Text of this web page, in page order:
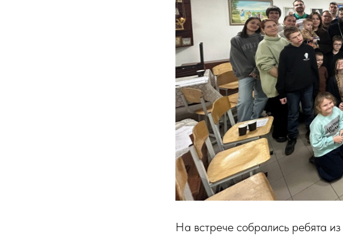
На встрече собрались ребята